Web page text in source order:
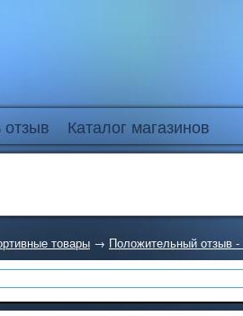
Каталог магазинов
товары → Положительный отзыв -